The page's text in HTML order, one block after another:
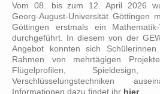
Vom 08. bis zum 12. April 2026
Georg-August-Universität Göttingen
Göttingen erstmals ein
durchgeführt. In diesem von der
Angebot konnten sich
Rahmen von mehrtägigen
Flügelprofilen,
Verschlüsselungstechniken
Informationen dazu findet ihr hier.